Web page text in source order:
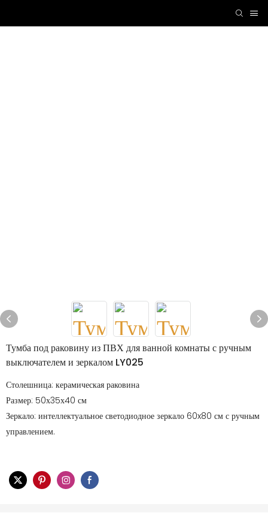
Тумба под раковину из ПВХ для ванной комнаты с ручным
выключателем и зеркалом LY025
Столешница: керамическая раковина
Размер: 50х35х40 см
Зеркало: интеллектуальное светодиодное зеркало 60x80 см с ручным
управлением.